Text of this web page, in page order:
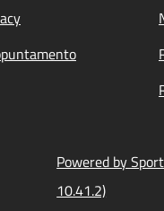
Powered by
10.41.2)